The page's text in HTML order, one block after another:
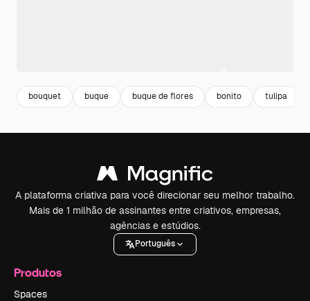
bouquet buque buque de flores bonito tulipa
A plataforma criativa para você direcionar seu melhor trabalho.
Mais de 1 milhão de assinantes entre criativos, empresas,
agências e estúdios.
Português
Produtos
Spaces